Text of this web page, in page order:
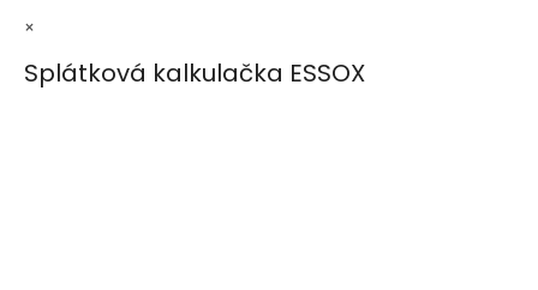
×
Splátková kalkulačka ESSOX